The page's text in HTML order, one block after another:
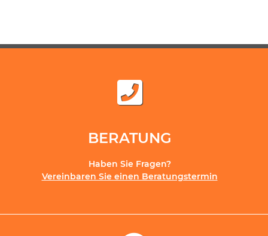
BERATUNG
Haben Sie Fragen?
Vereinbaren Sie einen Beratungstermin